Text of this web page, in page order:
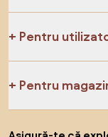
Pentru
Pentru